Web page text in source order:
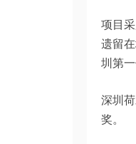
项目
遗留
圳第
深圳
奖。